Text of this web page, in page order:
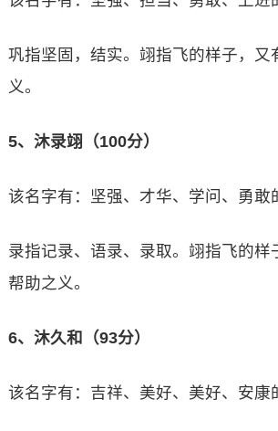
巩指坚固，结实。翊指飞的样子，又
义。
5、沐录翊（100分）
该名字有：坚强、才华、学问、勇敢
录指记录、语录、录取。翊指飞的样
帮助之义。
6、沐久和（93分）
该名字有：吉祥、美好、美好、安康